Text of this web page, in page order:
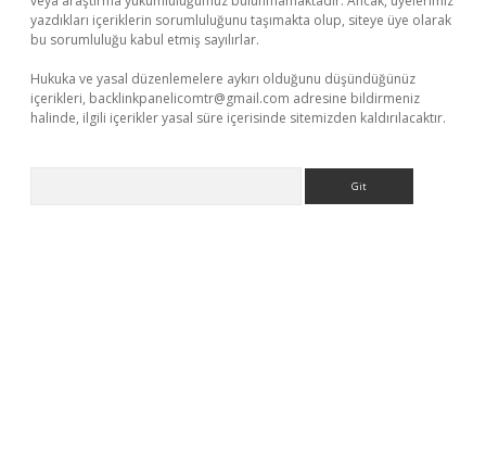
yazdıkları içeriklerin sorumluluğunu taşımakta olup, siteye üye olarak
bu sorumluluğu kabul etmiş sayılırlar.
Hukuka ve yasal düzenlemelere aykırı olduğunu düşündüğünüz
içerikleri, backlinkpanelicomtr@gmail.com adresine bildirmeniz
halinde, ilgili içerikler yasal süre içerisinde sitemizden kaldırılacaktır.